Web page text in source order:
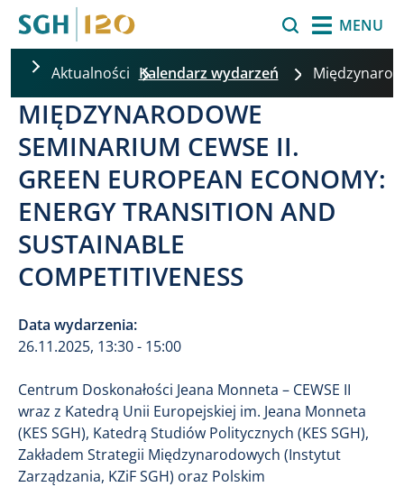
MENU
Aktualności Kalendarz wydarzeń
MIĘDZYNARODOWE
SEMINARIUM CEWSE II.
GREEN EUROPEAN ECONOMY:
ENERGY TRANSITION AND
SUSTAINABLE
COMPETITIVENESS
Data wydarzenia:
26.11.2025, 13:30 - 15:00
Centrum Doskonałości Jeana Monneta – CEWSE II
wraz z Katedrą Unii Europejskiej im. Jeana Monneta
(KES SGH), Katedrą Studiów Politycznych (KES SGH),
Zakładem Strategii Międzynarodowych (Instytut
Zarządzania, KZiF SGH) oraz Polskim